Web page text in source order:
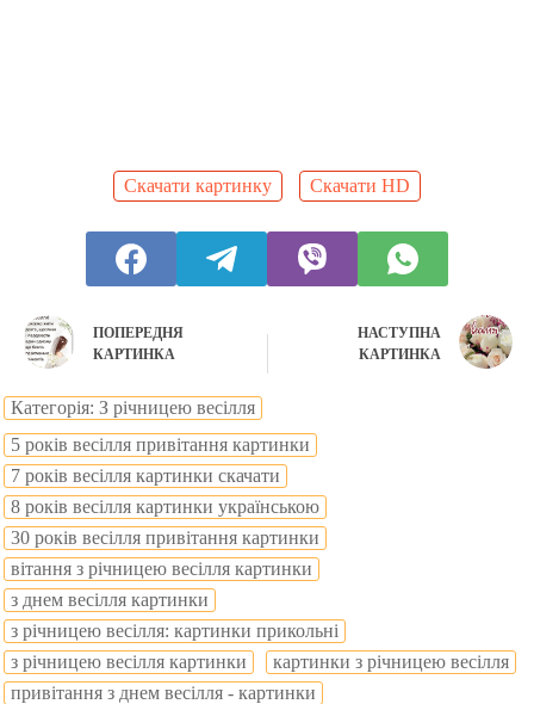
Скачати картинку Скачати HD
ПОПЕРЕДНЯ
КАРТИНКА
НАСТУПНА
КАРТИНКА
Категорія: З річницею весілля
5 років весілля привітання картинки
7 років весілля картинки скачати
8 років весілля картинки українською
30 років весілля привітання картинки
вітання з річницею весілля картинки
з днем весілля картинки
з річницею весілля: картинки прикольні
з річницею весілля картинки
картинки з річницею весілля
привітання з днем весілля - картинки